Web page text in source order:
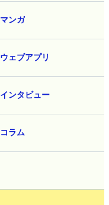
マンガ
ウェブアプリ
インタビュー
コラム